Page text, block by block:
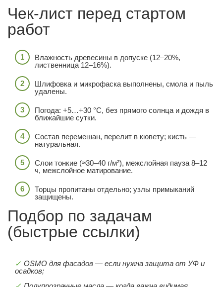
Чек-лист перед стартом
работ
Влажность древесины в допуске (12–20%,
лиственница 12–16%).
Шлифовка и микрофаска выполнены, смола и пыль
удалены.
Погода: +5…+30 °C, без прямого солнца и дождя в
ближайшие сутки.
Состав перемешан, перелит в кювету; кисть —
натуральная.
Слои тонкие (≈30–40 г/м²), межслойная пауза 8–12
ч, межслойное матирование.
Торцы пропитаны отдельно; узлы примыканий
защищены.
Подбор по задачам
(быстрые ссылки)
OSMO для фасадов — если нужна защита от УФ и
осадков;